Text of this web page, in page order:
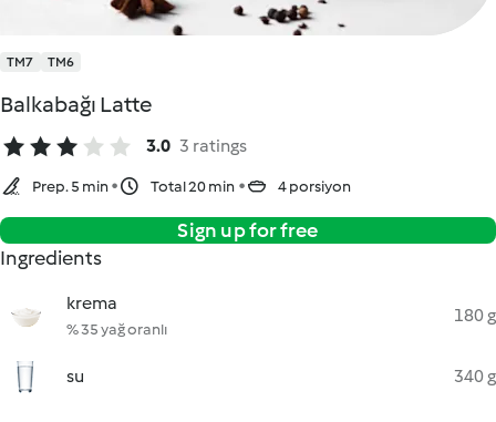
TM7 TM6
Balkabağı Latte
3.0 3 ratings
Prep. 5 min Total 20 min 4 porsiyon
Sign up for free
Ingredients
krema
% 35 yağ oranlı
180 g
su 340 g